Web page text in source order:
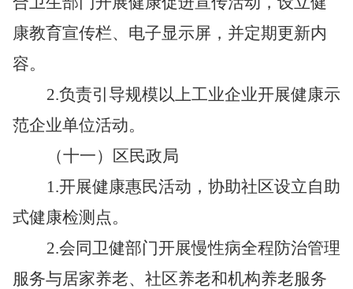
康教育宣传栏、电子显示屏，并定期更新内
容。
2.负责引导规模以上工业企业开展健康示
范企业单位活动。
（十一）区民政局
1.开展健康惠民活动，协助社区设立自助
式健康检测点。
2.会同卫健部门开展慢性病全程防治管理
服务与居家养老、社区养老和机构养老服务